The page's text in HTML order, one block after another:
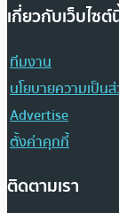
เกี่ยวกับเว็บไซต์
ทีมงาน
นโยบายความเป็น
Advertise
ตั้งค่าคุกกี้
ติดตามเรา